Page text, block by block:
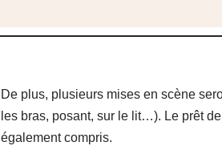
De plus, plusieurs mises en scène
les bras, posant, sur le lit…). Le prêt
également compris.